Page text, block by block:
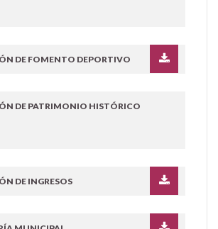
DE FOMENTO DEPORTIVO
DE PATRIMONIO HISTÓRICO
DE INGRESOS